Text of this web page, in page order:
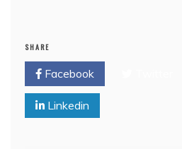
SHARE
Facebook
Linkedin